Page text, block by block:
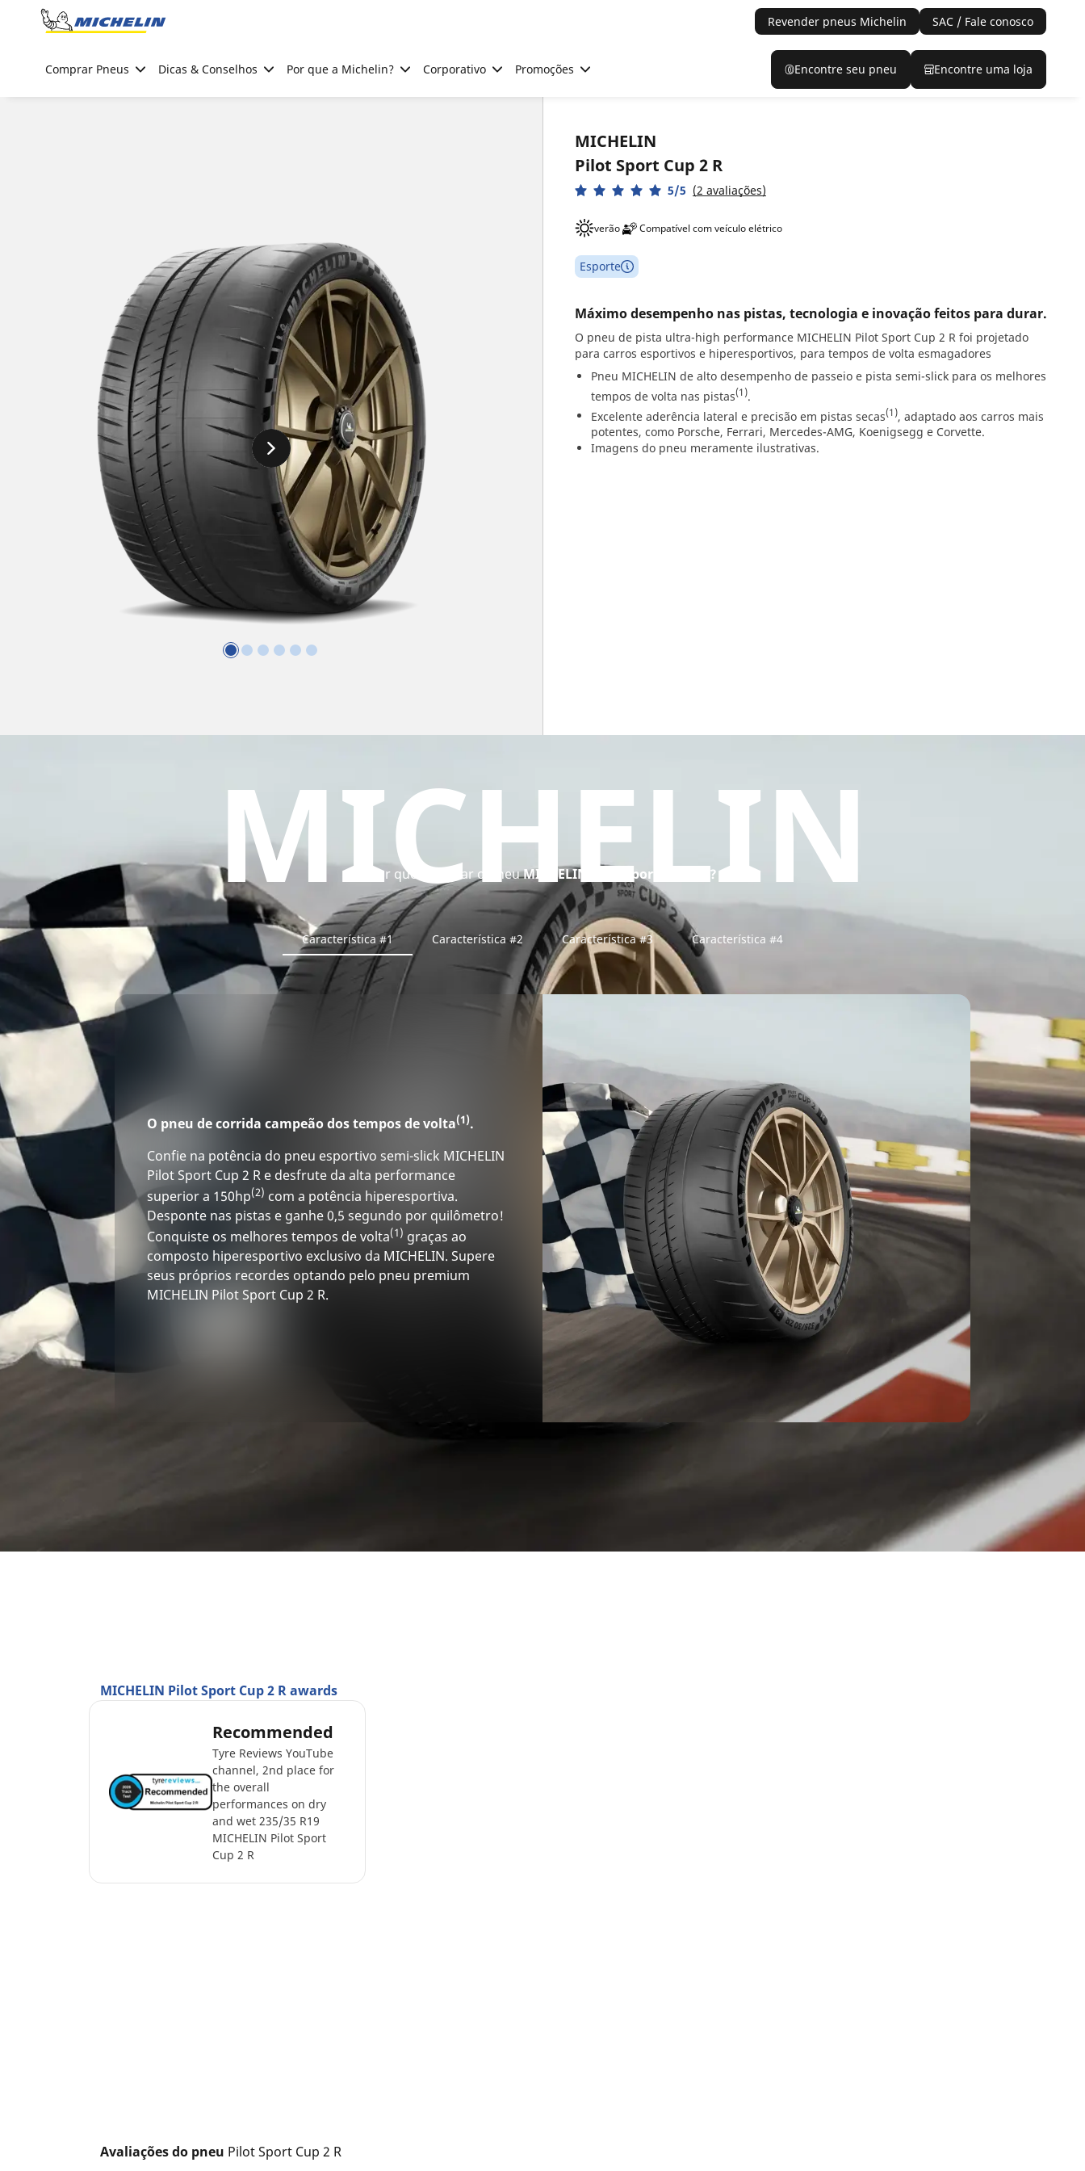
Go to page content
Revender pneus Michelin SAC / Fale conosco
Comprar Pneus Dicas & Conselhos Por que a Michelin? Corporativo Promoções Encontre seu pneu Encontre uma loja
MICHELIN
Pilot Sport Cup 2 R
5/5 (2 avaliações)
verão Compatível com veículo elétrico
Esporte
Máximo desempenho nas pistas, tecnologia e inovação feitos para durar.
O pneu de pista ultra-high performance MICHELIN Pilot Sport Cup 2 R foi projetado
para carros esportivos e hiperesportivos, para tempos de volta esmagadores
Pneu MICHELIN de alto desempenho de passeio e pista semi-slick para os melhores
tempos de volta nas pistas(1).
Excelente aderência lateral e precisão em pistas secas(1), adaptado aos carros mais
potentes, como Porsche, Ferrari, Mercedes-AMG, Koenigsegg e Corvette.
Imagens do pneu meramente ilustrativas.
MICHELIN
Por que comprar o pneuMICHELIN Pilot Sport Cup 2 R?
Característica #1 Característica #2 Característica #3 Característica #4
O pneu de corrida campeão dos tempos de volta(1).
Confie na potência do pneu esportivo semi-slick MICHELIN
Pilot Sport Cup 2 R e desfrute da alta performance
superior a 150hp(2) com a potência hiperesportiva.
Desponte nas pistas e ganhe 0,5 segundo por quilômetro!
Conquiste os melhores tempos de volta(1) graças ao
composto hiperesportivo exclusivo da MICHELIN. Supere
seus próprios recordes optando pelo pneu premium
MICHELIN Pilot Sport Cup 2 R.
MICHELIN Pilot Sport Cup 2 R awards
Recommended
Tyre Reviews YouTube
channel, 2nd place for
the overall
performances on dry
and wet 235/35 R19
MICHELIN Pilot Sport
Cup 2 R
Avaliações do pneu Pilot Sport Cup 2 R